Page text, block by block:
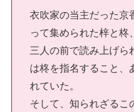
衣吹家の当主だった京
って集められた梓と柊
三人の前で読み上げら
は柊を指名すること、
れていた。
そして、知られざるこ